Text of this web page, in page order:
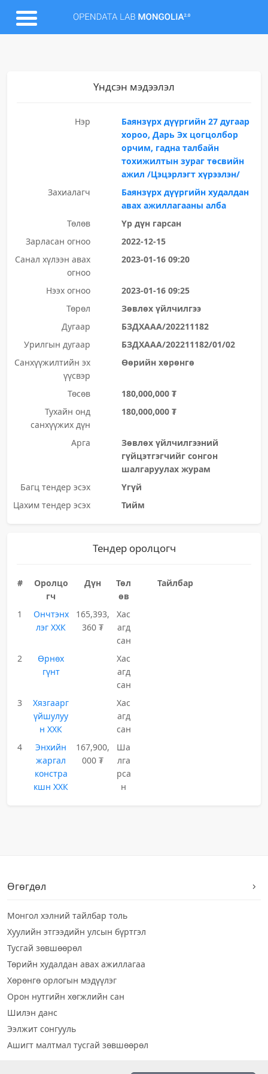
Үндсэн мэдээлэл
Нэр
Баянзүрх дүүргийн 27 дугаар
хороо, Дарь Эх цогцолбор
орчим, гадна талбайн
тохижилтын зураг төсвийн
ажил /Цэцэрлэгт хүрээлэн/
Захиалагч
Баянзүрх дүүргийн худалдан
авах ажиллагааны алба
Төлөв
Үр дүн гарсан
Зарласан огноо
2022-12-15
Санал хүлээн авах
огноо
2023-01-16 09:20
Нээх огноо
2023-01-16 09:25
Төрөл
Зөвлөх үйлчилгээ
Дугаар
БЗДХААА/202211182
Урилгын дугаар
БЗДХААА/202211182/01/02
Санхүүжилтийн эх
үүсвэр
Өөрийн хөрөнгө
Төсөв
180,000,000 ₮
Тухайн онд
санхүүжих дүн
180,000,000 ₮
Арга
Зөвлөх үйлчилгээний
гүйцэтгэгчийг сонгон
шалгаруулах журам
Багц тендер эсэх
Үгүй
Цахим тендер эсэх
Тийм
Тендер оролцогч
#
Оролцо
гч
Дүн
Төл
өв
Тайлбар
1
Ончтэнх
лэг ХХК
165,393,
360 ₮
Хас
агд
сан
2
Өрнөх
гүнт
Хас
агд
сан
3
Хязгаарг
үйшулуу
н ХХК
Хас
агд
сан
4
Энхийн
жаргал
констра
кшн ХХК
167,900,
000 ₮
Ша
лга
рса
н
Өгөгдөл
Монгол хэлний тайлбар толь
Хуулийн этгээдийн улсын бүртгэл
Тусгай зөвшөөрөл
Төрийн худалдан авах ажиллагаа
Хөрөнгө орлогын мэдүүлэг
Орон нутгийн хөгжлийн сан
Шилэн данс
Ээлжит сонгууль
Ашигт малтмал тусгай зөвшөөрөл